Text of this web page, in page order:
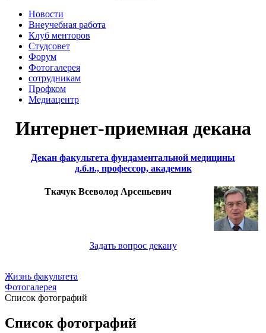
Новости
Внеучебная работа
Клуб менторов
Студсовет
Форум
Фотогалерея
сотрудникам
Профком
Медиацентр
Интернет-приемная декана
Декан факультета фундаментальной медицины
д.б.н., профессор, академик
Ткачук Всеволод Арсеньевич
Задать вопрос декану
Жизнь факультета
Фотогалерея
Список фотографий
Список фотографий